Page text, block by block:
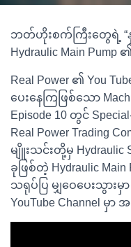
ဘတ်ဟိုးစက်ကြီးတွေရဲ့ “နှ
Hydraulic Main
Real Power ၏ You
ပေးနေကြဖြစ်သော
Episode 10 တွင်
Real Power Trading
မျိူးသင်းတို့မှ Hydraulic
ခုဖြစ်တဲ့ Hydraulic
သရုပ်ပြ မျှဝေပေးသွားမှ
YouTube Channel